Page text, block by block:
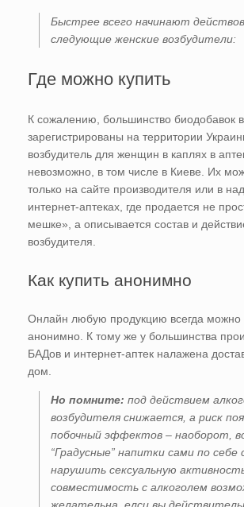
Быстрее всего начинают
следующие женские возбудители:
Где можно купить
К сожалению, большинство биодобавок
зарегистрированы на территории
возбудитель для женщин в каплях в
невозможно, в том числе в Киеве. Их
только на сайте производителя или в
интернет-аптеках, где продается не
мешке», а описывается состав и
возбудителя.
Как купить анонимно
Онлайн любую продукцию всегда можно
анонимно. К тому же у большинства
БАДов и интернет-аптек налажена
дом.
Но помните: под действием
возбудителя снижается, а риск
побочный эффектов – наоборот,
“Градусные” напитки сами по себе
нарушить сексуальную
совместимость с алкоголем